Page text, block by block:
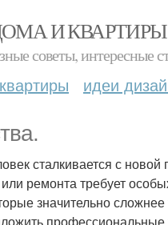
И КВАРТИРЫ
советы, интересные
идеи
сталкивается с
ремонта требует
значительно